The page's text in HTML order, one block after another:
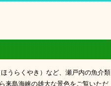
うらくやき）など、瀬戸内の魚介類
来島海峡の雄大な景色をご覧いただ